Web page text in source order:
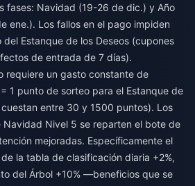
fases: Navidad (19-26 de dic.) y Año
ene.). Los fallos en el pago impiden
del Estanque de los Deseos (cupones
de entrada de 7 días).
requiere un gasto constante de
1 punto de sorteo para el Estanque de
cuestan entre 30 y 1500 puntos). Los
Navidad Nivel 5 se reparten el bote de
mejoradas. Específicamente el
la tabla de clasificación diaria +2%,
del Árbol +10% —beneficios que se